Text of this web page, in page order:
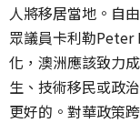
人將移居當地。自
眾議員卡利勒Peter
化，澳洲應該致力
生、技術移民或政
更好的。對華政策